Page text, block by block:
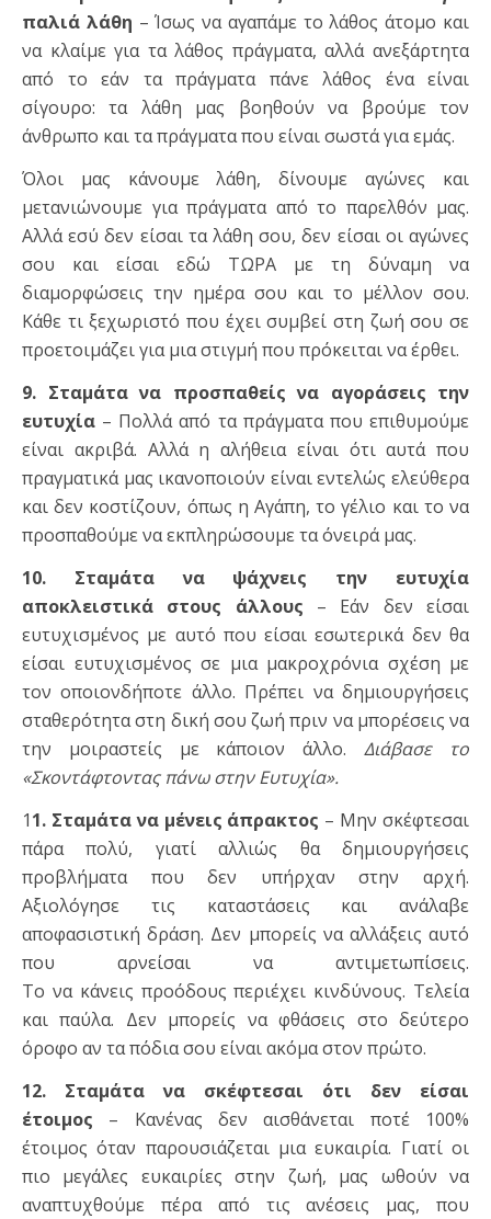
παλιά λάθη – Ίσως να αγαπάμε το λάθος άτομο και
να κλαίμε για τα λάθος πράγματα, αλλά ανεξάρτητα
από το εάν τα πράγματα πάνε λάθος ένα είναι
σίγουρο: τα λάθη μας βοηθούν να βρούμε τον
άνθρωπο και τα πράγματα που είναι σωστά για εμάς.
Όλοι μας κάνουμε λάθη, δίνουμε αγώνες και
μετανιώνουμε για πράγματα από το παρελθόν μας.
Αλλά εσύ δεν είσαι τα λάθη σου, δεν είσαι οι αγώνες
σου και είσαι εδώ ΤΩΡΑ με τη δύναμη να
διαμορφώσεις την ημέρα σου και το μέλλον σου.
Κάθε τι ξεχωριστό που έχει συμβεί στη ζωή σου σε
προετοιμάζει για μια στιγμή που πρόκειται να έρθει.
9. Σταμάτα να προσπαθείς να αγοράσεις την
ευτυχία – Πολλά από τα πράγματα που επιθυμούμε
είναι ακριβά. Αλλά η αλήθεια είναι ότι αυτά που
πραγματικά μας ικανοποιούν είναι εντελώς ελεύθερα
και δεν κοστίζουν, όπως η Αγάπη, το γέλιο και το να
προσπαθούμε να εκπληρώσουμε τα όνειρά μας.
10. Σταμάτα να ψάχνεις την ευτυχία
αποκλειστικά στους άλλους – Εάν δεν είσαι
ευτυχισμένος με αυτό που είσαι εσωτερικά δεν θα
είσαι ευτυχισμένος σε μια μακροχρόνια σχέση με
τον οποιονδήποτε άλλο. Πρέπει να δημιουργήσεις
σταθερότητα στη δική σου ζωή πριν να μπορέσεις να
την μοιραστείς με κάποιον άλλο.Διάβασε το
«Σκοντάφτοντας πάνω στην Ευτυχία».
11. Σταμάτα να μένεις άπρακτος – Μην σκέφτεσαι
πάρα πολύ, γιατί αλλιώς θα δημιουργήσεις
προβλήματα που δεν υπήρχαν στην αρχή.
Αξιολόγησε τις καταστάσεις και ανάλαβε
αποφασιστική δράση. Δεν μπορείς να αλλάξεις αυτό
που αρνείσαι να αντιμετωπίσεις.
Το να κάνεις προόδους περιέχει κινδύνους. Τελεία
και παύλα. Δεν μπορείς να φθάσεις στο δεύτερο
όροφο αν τα πόδια σου είναι ακόμα στον πρώτο.
12. Σταμάτα να σκέφτεσαι ότι δεν είσαι
έτοιμος – Κανένας δεν αισθάνεται ποτέ 100%
έτοιμος όταν παρουσιάζεται μια ευκαιρία. Γιατί οι
πιο μεγάλες ευκαιρίες στην ζωή, μας ωθούν να
αναπτυχθούμε πέρα από τις ανέσεις μας, που